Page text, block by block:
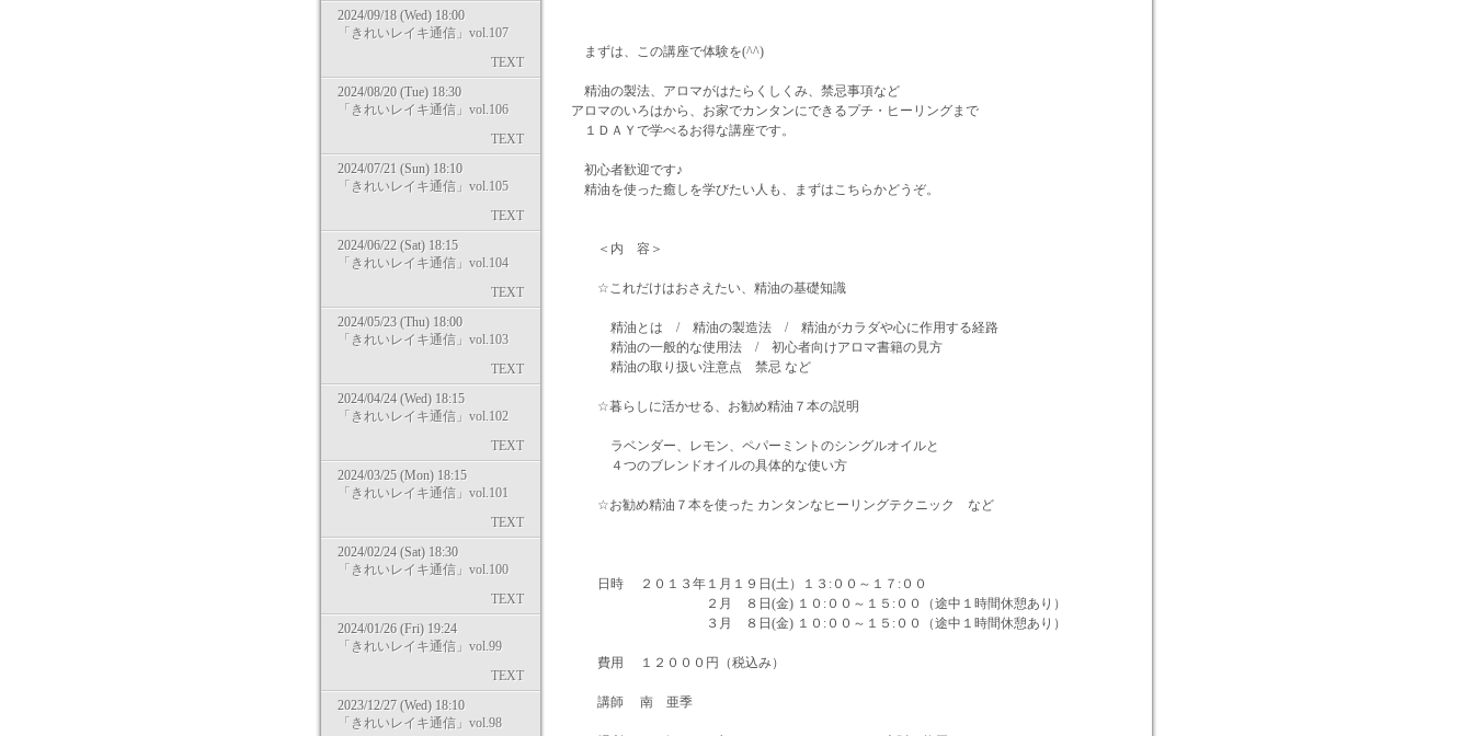
2024/09/18 (Wed) 18:00
「きれいレイキ通信」vol.107
TEXT
2024/08/20 (Tue) 18:30
「きれいレイキ通信」vol.106
TEXT
2024/07/21 (Sun) 18:10
「きれいレイキ通信」vol.105
TEXT
2024/06/22 (Sat) 18:15
「きれいレイキ通信」vol.104
TEXT
2024/05/23 (Thu) 18:00
「きれいレイキ通信」vol.103
TEXT
2024/04/24 (Wed) 18:15
「きれいレイキ通信」vol.102
TEXT
2024/03/25 (Mon) 18:15
「きれいレイキ通信」vol.101
TEXT
2024/02/24 (Sat) 18:30
「きれいレイキ通信」vol.100
TEXT
2024/01/26 (Fri) 19:24
「きれいレイキ通信」vol.99
TEXT
2023/12/27 (Wed) 18:10
「きれいレイキ通信」vol.98
まずは、この講座で体験を(^^)
精油の製法、アロマがはたらくしくみ、禁忌事項など
アロマのいろはから、お家でカンタンにできるプチ・ヒーリングまで
１ＤＡＹで学べるお得な講座です。
初心者歓迎です♪
精油を使った癒しを学びたい人も、まずはこちらかどうぞ。
＜内 容＞
☆これだけはおさえたい、精油の基礎知識
精油とは / 精油の製造法 / 精油がカラダや心に作用する経路
精油の一般的な使用法 / 初心者向けアロマ書籍の見方
精油の取り扱い注意点 禁忌 など
☆暮らしに活かせる、お勧め精油７本の説明
ラベンダー、レモン、ペパーミントのシングルオイルと
４つのブレンドオイルの具体的な使い方
☆お勧め精油７本を使った カンタンなヒーリングテクニック など
日時 ２０１３年１月１９日(土）１３:００～１７:００
２月 ８日(金) １０:００～１５:００（途中１時間休憩あり）
３月 ８日(金) １０:００～１５:００（途中１時間休憩あり）
費用 １２０００円（税込み）
講師 南 亜季